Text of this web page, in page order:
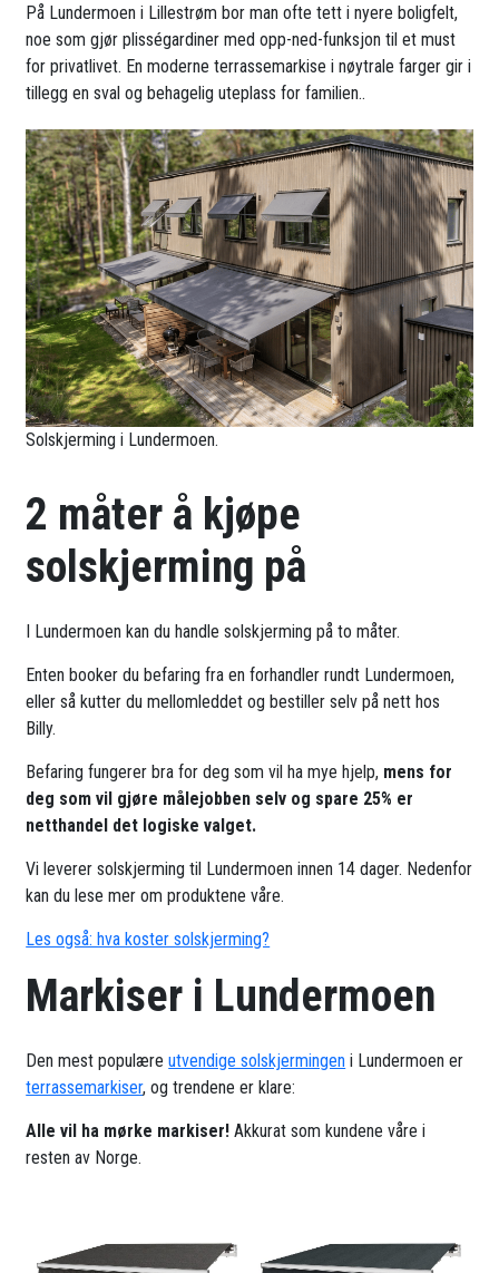
På Lundermoen i Lillestrøm bor man ofte tett i nyere boligfelt,
noe som gjør plisségardiner med opp-ned-funksjon til et must
for privatlivet. En moderne terrassemarkise i nøytrale farger gir i
tillegg en sval og behagelig uteplass for familien..
Solskjerming i Lundermoen.
2 måter å kjøpe
solskjerming på
I Lundermoen kan du handle solskjerming på to måter.
Enten booker du befaring fra en forhandler rundt Lundermoen,
eller så kutter du mellomleddet og bestiller selv på nett hos
Billy.
Befaring fungerer bra for deg som vil ha mye hjelp, mens for
deg som vil gjøre målejobben selv og spare 25% er
netthandel det logiske valget.
Vi leverer solskjerming til Lundermoen innen 14 dager. Nedenfor
kan du lese mer om produktene våre.
Les også: hva koster solskjerming?
Markiser i Lundermoen
Den mest populæreutvendige solskjermingen i Lundermoen er
terrassemarkiser, og trendene er klare:
Alle vil ha mørke markiser! Akkurat som kundene våre i
resten av Norge.